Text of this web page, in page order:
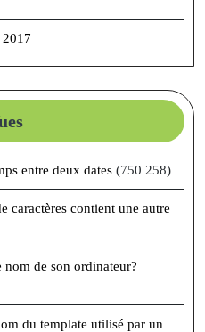
entre deux dates (750 258)
caractères contient une autre
de son ordinateur?
du template utilisé par un